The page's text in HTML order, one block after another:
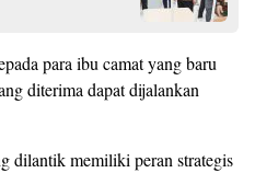
para ibu camat yang baru
diterima dapat dijalankan
dilantik memiliki peran strategis